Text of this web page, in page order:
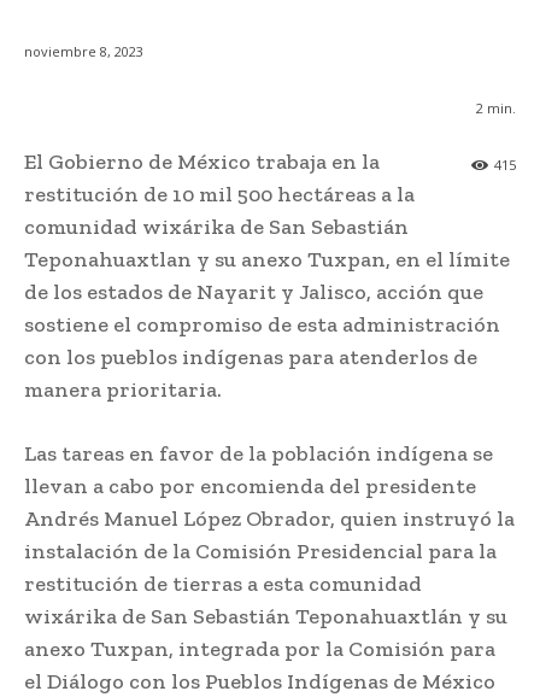
noviembre 8, 2023
2 min.
415
El Gobierno de México trabaja en la
restitución de 10 mil 500 hectáreas a la
comunidad wixárika de San Sebastián
Teponahuaxtlan y su anexo Tuxpan, en el límite
de los estados de Nayarit y Jalisco, acción que
sostiene el compromiso de esta administración
con los pueblos indígenas para atenderlos de
manera prioritaria.
Las tareas en favor de la población indígena se
llevan a cabo por encomienda del presidente
Andrés Manuel López Obrador, quien instruyó la
instalación de la Comisión Presidencial para la
restitución de tierras a esta comunidad
wixárika de San Sebastián Teponahuaxtlán y su
anexo Tuxpan, integrada por la Comisión para
el Diálogo con los Pueblos Indígenas de México